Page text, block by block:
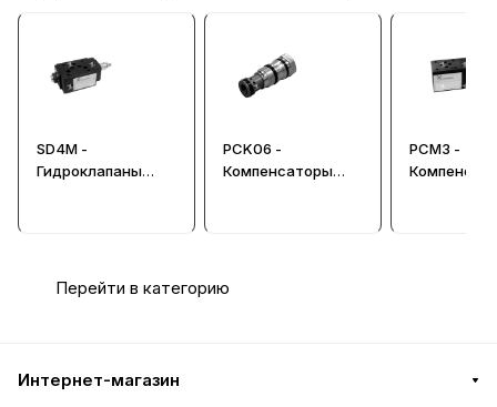
SD4M -
Гидроклапаны
PCK06 -
Компенсаторы
PCM3 -
Перейти в категорию
Интернет-магазин